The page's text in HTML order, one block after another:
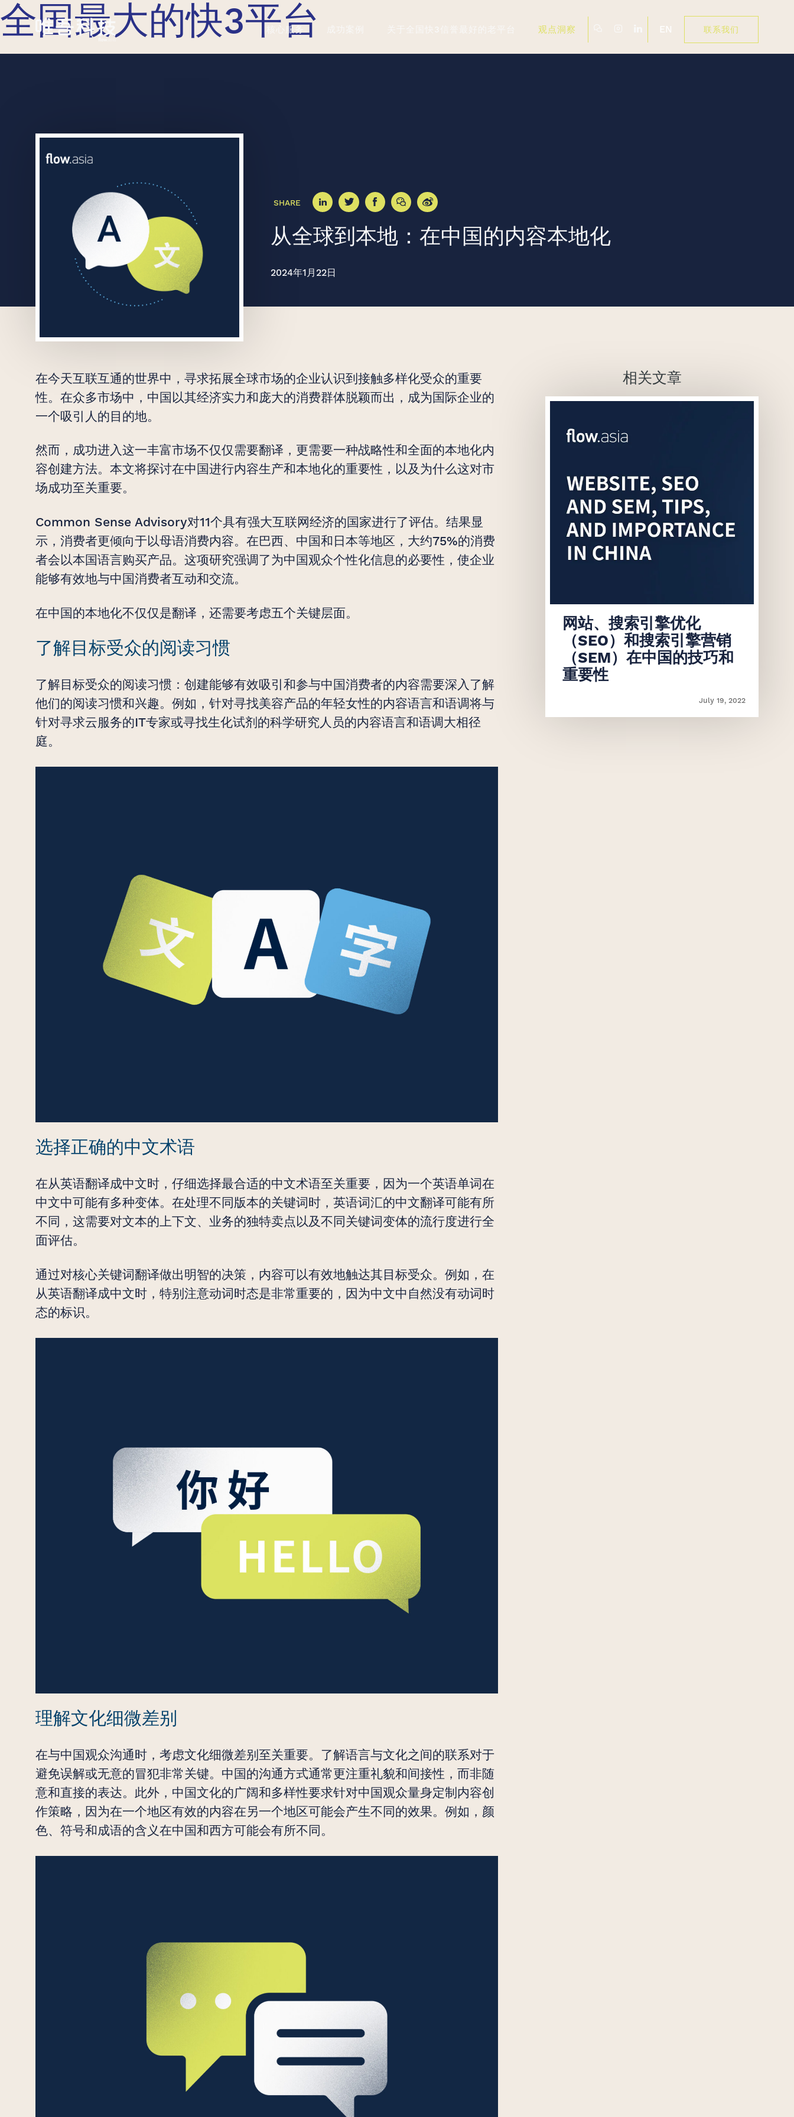
全国最大的快3平台
核心服务
始于 2007 年
观点洞察 EN 联系我们
SHARE
从全球到本地：在中国的内容本地化
2024年1月22日
在今天互联互通的世界中，寻求拓展全球市场的企业认识到接触多样化受众的重要
性。在众多市场中，中国以其经济实力和庞大的消费群体脱颖而出，成为国际企业的
一个吸引人的目的地。
然而，成功进入这一丰富市场不仅仅需要翻译，更需要一种战略性和全面的本地化内
容创建方法。本文将探讨在中国进行内容生产和本地化的重要性，以及为什么这对市
场成功至关重要。
Common Sense Advisory对11个具有强大互联网经济的国家进行了评估。结果显
示，消费者更倾向于以母语消费内容。在巴西、中国和日本等地区，大约75%的消费
者会以本国语言购买产品。这项研究强调了为中国观众个性化信息的必要性，使企业
能够有效地与中国消费者互动和交流。
在中国的本地化不仅仅是翻译，还需要考虑五个关键层面。
了解目标受众的阅读习惯
了解目标受众的阅读习惯：创建能够有效吸引和参与中国消费者的内容需要深入了解
他们的阅读习惯和兴趣。例如，针对寻找美容产品的年轻女性的内容语言和语调将与
针对寻求云服务的IT专家或寻找生化试剂的科学研究人员的内容语言和语调大相径
庭。
选择正确的中文术语
在从英语翻译成中文时，仔细选择最合适的中文术语至关重要，因为一个英语单词在
中文中可能有多种变体。在处理不同版本的关键词时，英语词汇的中文翻译可能有所
不同，这需要对文本的上下文、业务的独特卖点以及不同关键词变体的流行度进行全
面评估。
通过对核心关键词翻译做出明智的决策，内容可以有效地触达其目标受众。例如，在
从英语翻译成中文时，特别注意动词时态是非常重要的，因为中文中自然没有动词时
态的标识。
理解文化细微差别
在与中国观众沟通时，考虑文化细微差别至关重要。了解语言与文化之间的联系对于
避免误解或无意的冒犯非常关键。中国的沟通方式通常更注重礼貌和间接性，而非随
意和直接的表达。此外，中国文化的广阔和多样性要求针对中国观众量身定制内容创
作策略，因为在一个地区有效的内容在另一个地区可能会产生不同的效果。例如，颜
色、符号和成语的含义在中国和西方可能会有所不同。
相关文章
网站、搜索引擎优化
（SEO）和搜索引擎营销
（SEM）在中国的技巧和
重要性
July 19, 2022